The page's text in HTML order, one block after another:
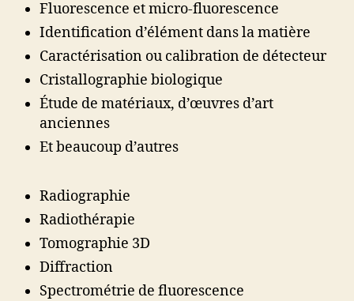
Fluorescence et micro-fluorescence
Identification d’élément dans la matière
Caractérisation ou calibration de détecteur
Cristallographie biologique
Étude de matériaux, d’œuvres d’art
anciennes
Et beaucoup d’autres
Radiographie
Radiothérapie
Tomographie 3D
Diffraction
Spectrométrie de fluorescence